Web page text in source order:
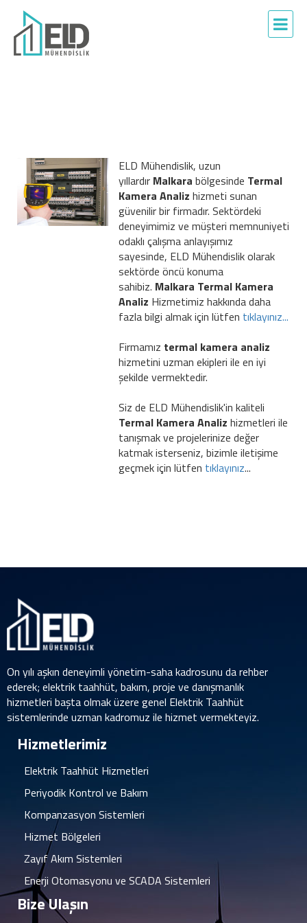
ELD Mühendislik, uzun
yıllardır Malkara bölgesinde Termal
Kamera Analiz hizmeti sunan
güvenilir bir firmadır. Sektördeki
deneyimimiz ve müşteri memnuniyeti
odaklı çalışma anlayışımız
sayesinde, ELD Mühendislik olarak
sektörde öncü konuma
sahibiz. Malkara Termal Kamera
Analiz Hizmetimiz hakkında daha
fazla bilgi almak için lütfen tıklayınız...
Firmamız termal kamera analiz
hizmetini uzman ekipleri ile en iyi
şekilde vermektedir.
Siz de ELD Mühendislik'in kaliteli
Termal Kamera Analiz hizmetleri ile
tanışmak ve projelerinize değer
katmak isterseniz, bizimle iletişime
geçmek için lütfen tıklayınız...
On yılı aşkın deneyimli yönetim-saha kadrosunu da rehber
ederek; elektrik taahhüt, bakım, proje ve danışmanlık
hizmetleri başta olmak üzere genel Elektrik Taahhüt
sistemlerinde uzman kadromuz ile hizmet vermekteyiz.
Hizmetlerimiz
Elektrik Taahhüt Hizmetleri
Periyodik Kontrol ve Bakım
Kompanzasyon Sistemleri
Hizmet Bölgeleri
Zayıf Akım Sistemleri
Enerji Otomasyonu ve SCADA Sistemleri
Bize Ulaşın